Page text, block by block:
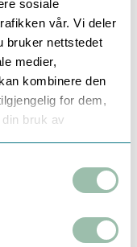
sosiale
vår. Vi deler
bruker nettstedet
medier,
kombinere den
for dem,
bruk av